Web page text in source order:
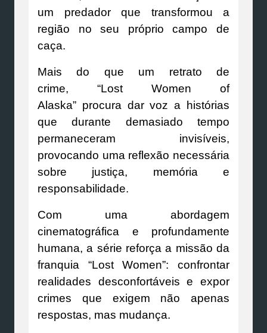
um predador que transformou a
região no seu próprio campo de
caça.
Mais do que um retrato de
crime, “Lost Women of
Alaska” procura dar voz a histórias
que durante demasiado tempo
permaneceram invisíveis,
provocando uma reflexão necessária
sobre justiça, memória e
responsabilidade.
Com uma abordagem
cinematográfica e profundamente
humana, a série reforça a missão da
franquia “Lost Women”: confrontar
realidades desconfortáveis e expor
crimes que exigem não apenas
respostas, mas mudança.